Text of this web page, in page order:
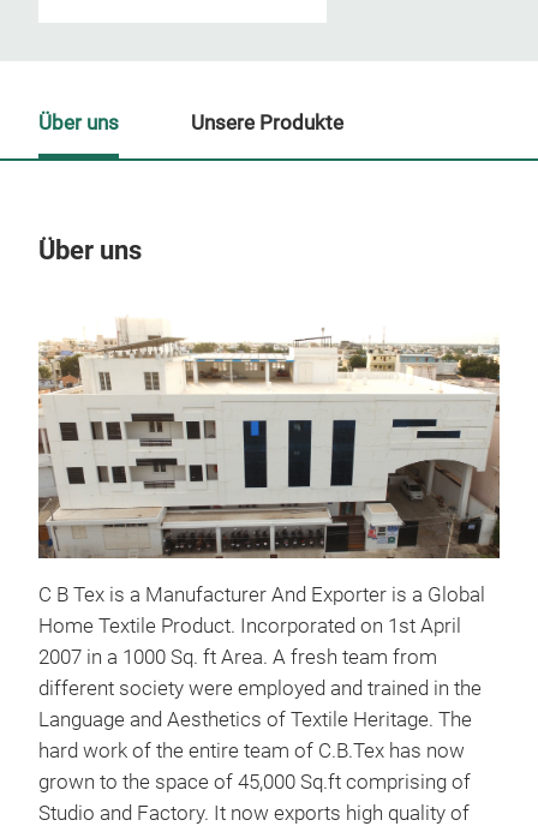
Über uns
C B Tex is a Manufacturer And Exporter is a Global
Home Textile Product. Incorporated on 1st April
2007 in a 1000 Sq. ft Area. A fresh team from
different society were employed and trained in the
Language and Aesthetics of Textile Heritage. The
hard work of the entire team of C.B.Tex has now
grown to the space of 45,000 Sq.ft comprising of
Studio and Factory. It now exports high quality of
Über uns Unsere Produkte